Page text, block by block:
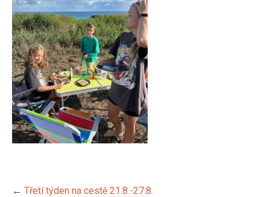
← Třetí týden na cestě 21.8.-27.8.